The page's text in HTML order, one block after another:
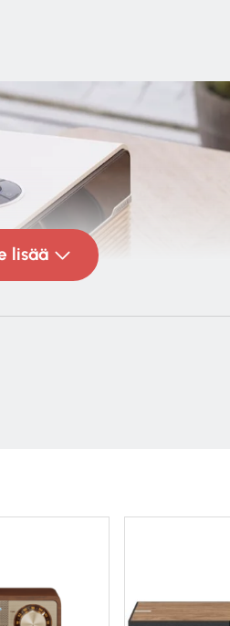
Ruark R2
FM- ja Internet-
lisää